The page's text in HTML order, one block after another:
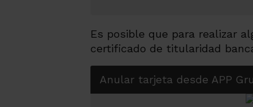
Es posible que para realizar
certificado de titularidad
Anular tarjeta desde APP